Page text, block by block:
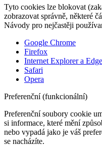
Tyto cookies lze blokovat
zobrazovat správně, některé
Návody pro nejčastěji
Google Chrome
Firefox
Internet Explorer a Edge
Safari
Opera
Preferenční (funkcionální)
Preferenční soubory cookie
si informace, které mění
nebo vypadá jako je váš
se nacházíte.